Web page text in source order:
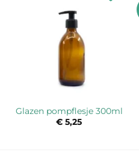
Glazen pompflesje 300ml
€ 5,25